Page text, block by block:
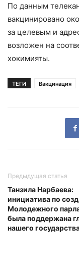
По данным
вакцинировано
за целевым и
возложен на
хокимияты.
ТЕГИ Вакцинация
Предыдущая статья
Танзила Нарбаева:
инициатива по
Молодежного
была поддержана
нашего